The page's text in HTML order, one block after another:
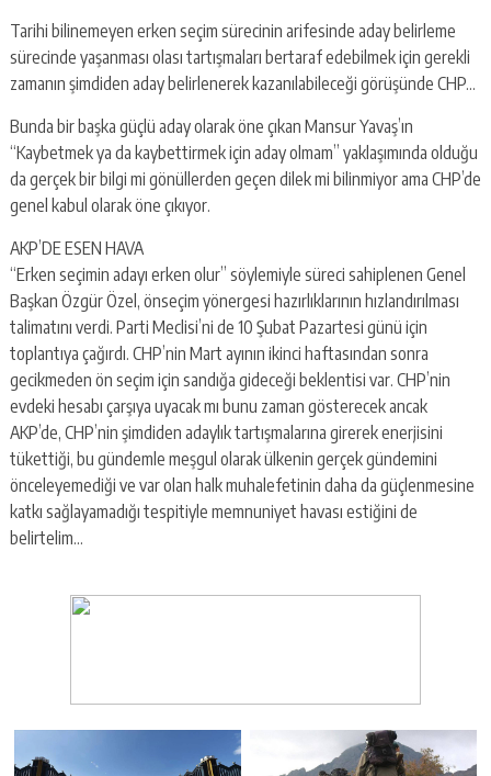
Tarihi bilinemeyen erken seçim sürecinin arifesinde aday belirleme
sürecinde yaşanması olası tartışmaları bertaraf edebilmek için gerekli
zamanın şimdiden aday belirlenerek kazanılabileceği görüşünde CHP…
Bunda bir başka güçlü aday olarak öne çıkan Mansur Yavaş’ın
“Kaybetmek ya da kaybettirmek için aday olmam” yaklaşımında olduğu
da gerçek bir bilgi mi gönüllerden geçen dilek mi bilinmiyor ama CHP’de
genel kabul olarak öne çıkıyor.
AKP’DE ESEN HAVA
“Erken seçimin adayı erken olur” söylemiyle süreci sahiplenen Genel
Başkan Özgür Özel, önseçim yönergesi hazırlıklarının hızlandırılması
talimatını verdi. Parti Meclisi’ni de 10 Şubat Pazartesi günü için
toplantıya çağırdı. CHP’nin Mart ayının ikinci haftasından sonra
gecikmeden ön seçim için sandığa gideceği beklentisi var. CHP’nin
evdeki hesabı çarşıya uyacak mı bunu zaman gösterecek ancak
AKP’de, CHP’nin şimdiden adaylık tartışmalarına girerek enerjisini
tükettiği, bu gündemle meşgul olarak ülkenin gerçek gündemini
önceleyemediği ve var olan halk muhalefetinin daha da güçlenmesine
katkı sağlayamadığı tespitiyle memnuniyet havası estiğini de
belirtelim…